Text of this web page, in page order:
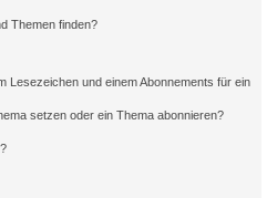
Themen finden?
Lesezeichen und einem Abonnements für ein
setzen oder ein Thema abonnieren?